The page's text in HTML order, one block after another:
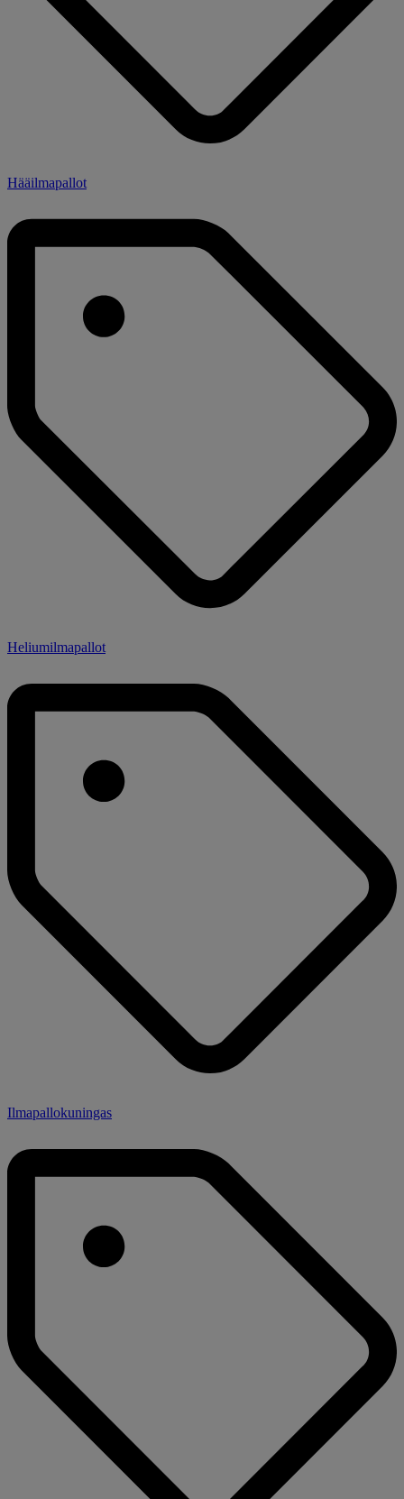
Hääilmapallot
Heliumilmapallot
Ilmapallokuningas